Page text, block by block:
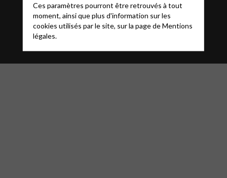
Informations Mentions légales
Glossaire Contact
Ces paramètres pourront être retrouvés à tout
moment, ainsi que plus d'information sur les
cookies utilisés par le site, sur la page deMentions
légales.